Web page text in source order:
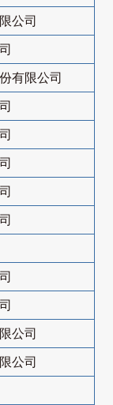
公司
有限公司
公司
公司